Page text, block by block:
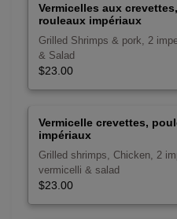
Vermicelles aux
rouleaux impériaux
Grilled Shrimps & pork, 2
& Salad
$23.00
Vermicelle crevettes,
impériaux
Grilled shrimps, Chicken, 2
vermicelli & salad
$23.00